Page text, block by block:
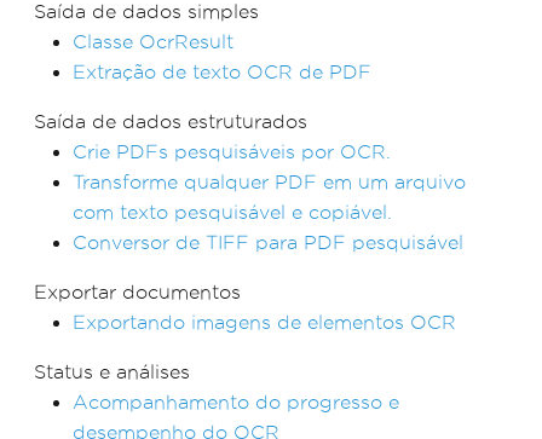
Saída de dados simples
Classe OcrResult
Extração de texto OCR de PDF
Saída de dados estruturados
Crie PDFs pesquisáveis por OCR.
Transforme qualquer PDF em um arquivo
com texto pesquisável e copiável.
Conversor de TIFF para PDF pesquisável
Exportar documentos
Exportando imagens de elementos OCR
Status e análises
Acompanhamento do progresso e
desempenho do OCR